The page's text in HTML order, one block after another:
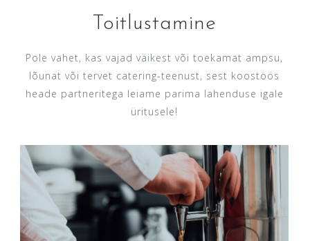
Toitlustamine
Pole vahet, kas vajad väikest või toekamat ampsu,
lõunat või tervet catering-teenust, sest koostöös
heade partneritega leiame parima lahenduse igale
üritusele!